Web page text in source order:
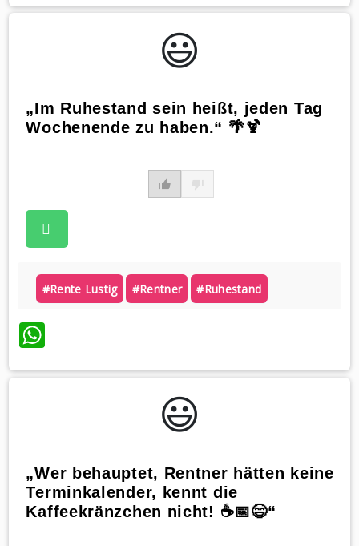
😃️
„Im Ruhestand sein heißt, jeden Tag
Wochenende zu haben.“ 🌴🍹
#rente Lustig #rentner #ruhestand
WhatsApp
😃️
„Wer behauptet, Rentner hätten keine
Terminkalender, kennt die
Kaffeekränzchen nicht! ☕📅😄“